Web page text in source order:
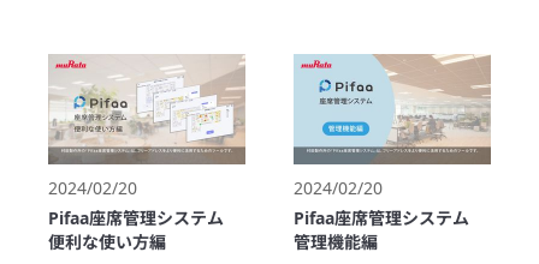
2024/02/20
Pifaa座席管理システム
便利な使い方編
2024/02/20
Pifaa座席管理システム
管理機能編